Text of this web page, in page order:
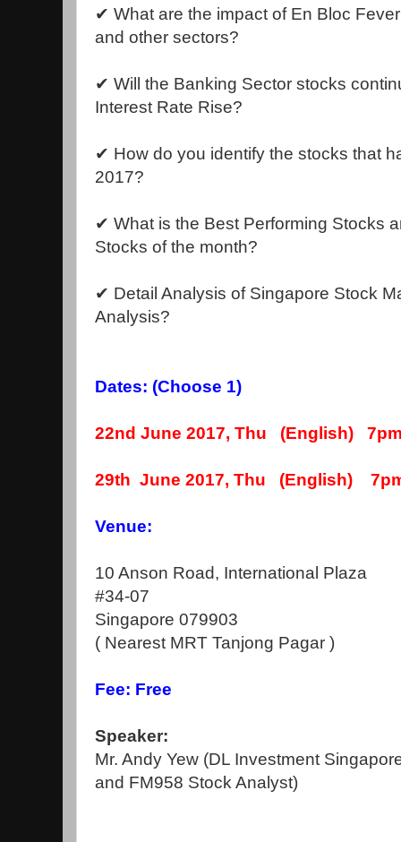
✔ What are the impact of En Bloc
and other sectors?
✔ Will the Banking Sector stocks
Interest Rate Rise?
✔ How do you identify the stocks that
2017?
✔ What is the Best Performing Stocks
Stocks of the month?
✔ Detail Analysis of Singapore Stock
Analysis?
Dates: (Choose 1)
22nd June 2017, Thu (English)
29th June 2017, Thu (English)
Venue:
10 Anson Road, International Plaza
#34-07
Singapore 079903
( Nearest MRT Tanjong Pagar )
Fee: Free
Speaker:
Mr. Andy Yew (DL Investment
and FM958 Stock Analyst)